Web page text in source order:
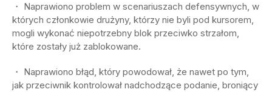
・ Naprawiono problem w scenariuszach defensywnych, w
których członkowie drużyny, którzy nie byli pod kursorem,
mogli wykonać niepotrzebny blok przeciwko strzałom,
które zostały już zablokowane.
・ Naprawiono błąd, który powodował, że nawet po tym,
jak przeciwnik kontrolował nadchodzące podanie, broniący